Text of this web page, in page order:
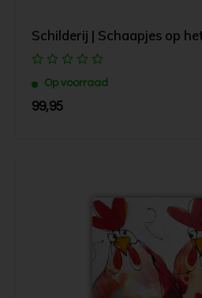
Schilderij | Schaapjes op
Op voorraad
99,95